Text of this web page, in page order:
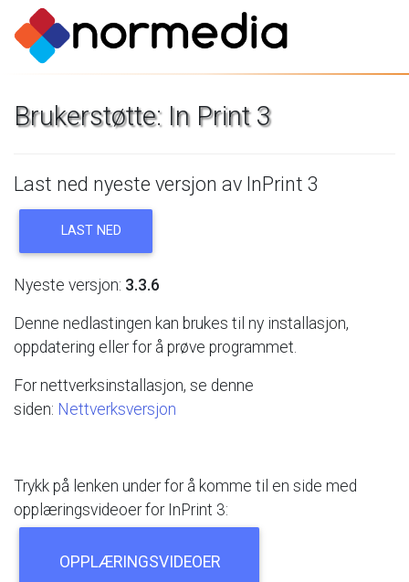
Brukerstøtte: In Print 3
Last ned nyeste versjon av InPrint 3
LAST NED
Nyeste versjon: 3.3.6
Denne nedlastingen kan brukes til ny installasjon,
oppdatering eller for å prøve programmet.
For nettverksinstallasjon, se denne
siden: Nettverksversjon
Trykk på lenken under for å komme til en side med
opplæringsvideoer for InPrint 3:
OPPLÆRINGSVIDEOER